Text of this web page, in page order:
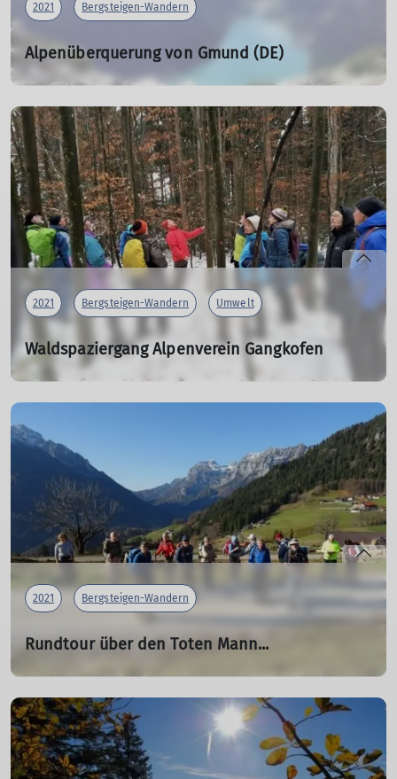
2021 Bergsteigen-Wandern
Alpenüberquerung von Gmund (DE)
über Fügen (AT) nach Sterzing
Sechs Mitglieder der DAV-Sektion Gangkofen wagten sich
unter der Leitung von Wanderführer Martin G.an das
Projekt Alpenüberquerung heran. Sieben Tage wandern
von Gmund am Tegernsee bis Sterzing, mit
Übernachtungen im Tal und Unterstützung durch Bus,
Taxi und Seilbahn. Alle, inklusive unserem Wanderleiter,
waren sehr gespannt wie wir diese Herausforderung
meistern würden.
mehr erfahren
2021 Bergsteigen-Wandern Umwelt
Waldspaziergang Alpenverein Gangkofen
11.12.2021
15 Mitgliedern trotzten kürzlich dem schmuddeligen
Dezember - Wetter. Dick vermummt in berggerechter
Kleidung streiften sie mit Förster Franz Blümel durch das
niederbayerische tertiäre Hügelland.
mehr erfahren
2021 Bergsteigen-Wandern
Rundtour über den Toten Mann...
...in den Berchtesgadener Bergen
Während alle Daheimgebliebenen unter einer dicken
Nebeldecke saßen, genossen die 14 Teilnehmer der